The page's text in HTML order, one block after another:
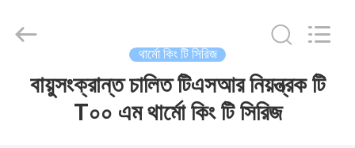
বাড়ি
INDUSTRY
Reserved.
থার্মো কিং টি সিরিজ
বায়ুসংক্রান্ত চালিত টিএসআর নিয়ন্ত্রক টি
T০০ এম থার্মো কিং টি সিরিজ